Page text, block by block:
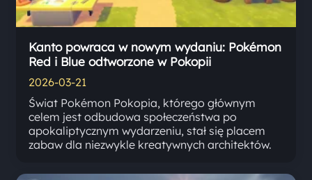
Kanto powraca w nowym wydaniu: Pokémon
Red i Blue odtworzone w Pokopii
2026-03-21
Świat Pokémon Pokopia, którego głównym
celem jest odbudowa społeczeństwa po
apokaliptycznym wydarzeniu, stał się placem
zabaw dla niezwykle kreatywnych architektów.